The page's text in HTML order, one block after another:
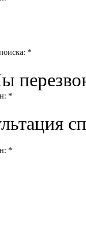
*
*
*